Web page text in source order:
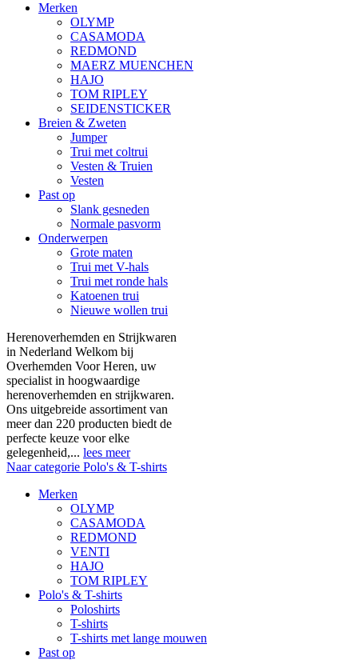
Merken
OLYMP
CASAMODA
REDMOND
MAERZ MUENCHEN
HAJO
TOM RIPLEY
SEIDENSTICKER
Breien & Zweten
Jumper
Trui met coltrui
Vesten & Truien
Vesten
Past op
Slank gesneden
Normale pasvorm
Onderwerpen
Grote maten
Trui met V-hals
Trui met ronde hals
Katoenen trui
Nieuwe wollen trui
Herenoverhemden en Strijkwaren
in Nederland Welkom bij
Overhemden Voor Heren, uw
specialist in hoogwaardige
herenoverhemden en strijkwaren.
Ons uitgebreide assortiment van
meer dan 220 producten biedt de
perfecte keuze voor elke
gelegenheid,... lees meer
Naar categorie Polo's & T-shirts
Merken
OLYMP
CASAMODA
REDMOND
VENTI
HAJO
TOM RIPLEY
Polo's & T-shirts
Poloshirts
T-shirts
T-shirts met lange mouwen
Past op